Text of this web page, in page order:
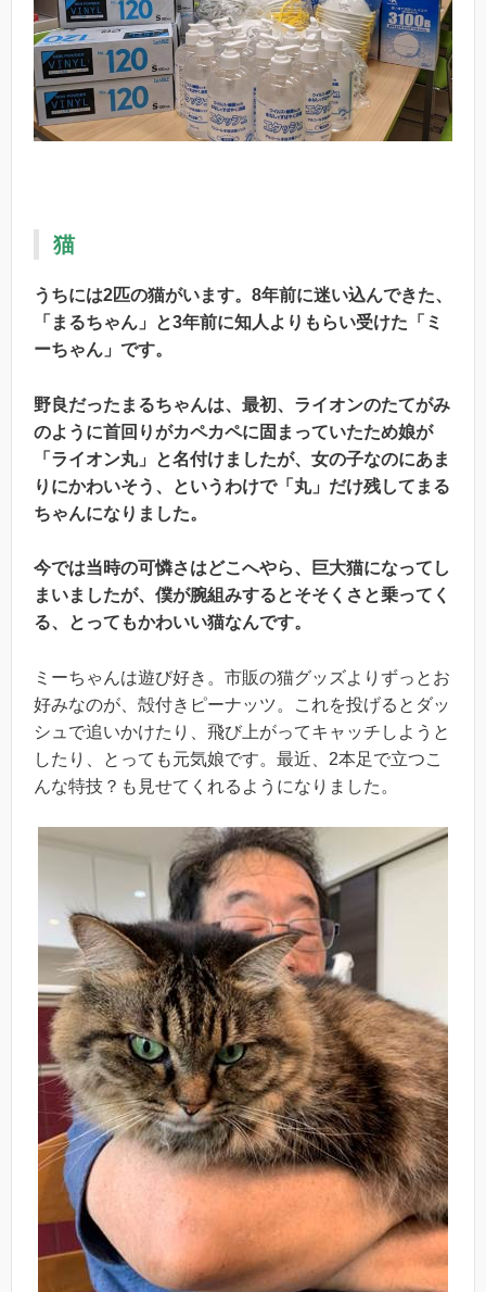
猫
うちには2匹の猫がいます。8年前に迷い込んできた、
「まるちゃん」と3年前に知人よりもらい受けた「ミ
ーちゃん」です。
野良だったまるちゃんは、最初、ライオンのたてがみ
のように首回りがカペカペに固まっていたため娘が
「ライオン丸」と名付けましたが、女の子なのにあま
りにかわいそう、というわけで「丸」だけ残してまる
ちゃんになりました。
今では当時の可憐さはどこへやら、巨大猫になってし
まいましたが、僕が腕組みするとそそくさと乗ってく
る、とってもかわいい猫なんです。
ミーちゃんは遊び好き。市販の猫グッズよりずっとお
好みなのが、殻付きピーナッツ。これを投げるとダッ
シュで追いかけたり、飛び上がってキャッチしようと
したり、とっても元気娘です。最近、2本足で立つこ
んな特技？も見せてくれるようになりました。